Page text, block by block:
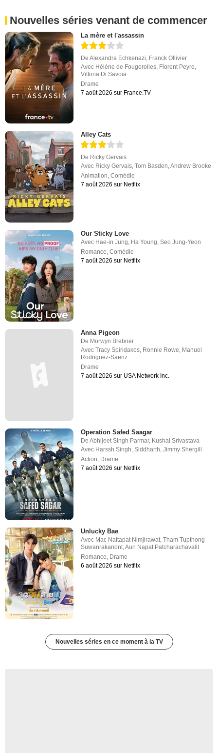
Nouvelles séries venant de commencer
La mère et l'assassin
DeAlexandra Echkenazi Franck Ollivier
Avec Hélène de Fougerolles Florent Peyre
Vittoria Di Savoia
Drame
7 août 2026 sur France.TV
Alley Cats
De Ricky Gervais
Avec Ricky Gervais,Tom Basden,Andrew Brooke
Animation,Comédie
7 août 2026 sur Netflix
Our Sticky Love
Avec Hae-in Jung, Ha Young,Seo Jung-Yeon
Romance,Comédie
7 août 2026 sur Netflix
Anna Pigeon
De Morwyn Brebner
AvecTracy Spiridakos, Ronnie Rowe, Manuel
Rodriguez-Saenz
Drame
7 août 2026 sur USA Network Inc.
Operation Safed Saagar
DeAbhijeet Singh Parmar, Kushal Srivastava
Avec Harssh Singh ,Siddharth ,Jimmy Shergill
Action Drame
7 août 2026 sur Netflix
Unlucky Bae
Avec Mac Nattapat Nimjirawat,Tham Tupthong
Suwanrakanont,Aun Napat Patcharachavalit
Romance, Drame
6 août 2026 sur Netflix
Nouvelles séries en ce moment à la TV